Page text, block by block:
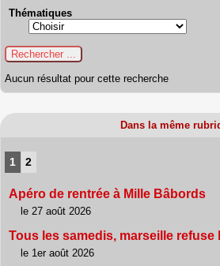
Thématiques
Aucun résultat pour cette recherche
Dans la même
1 2
Apéro de rentrée à Mille Bâbords
le 27 août 2026
Tous les samedis, marseille refuse
le 1er août 2026